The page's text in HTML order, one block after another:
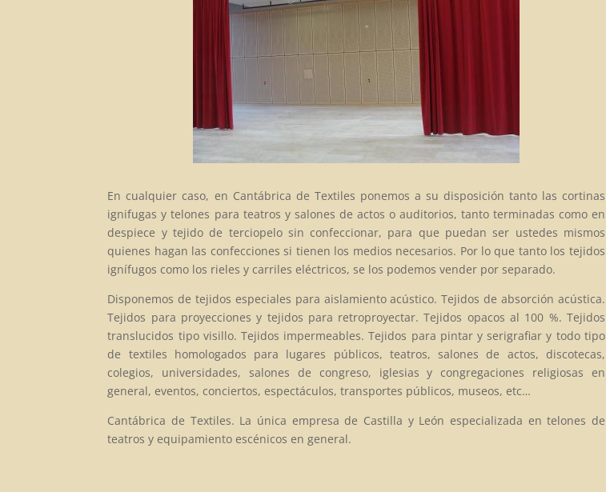
En cualquier caso, en Cantábrica de Textiles ponemos a su disposición tanto las cortinas
ignifugas y telones para teatros y salones de actos o auditorios, tanto terminadas como en
despiece y tejido de terciopelo sin confeccionar, para que puedan ser ustedes mismos
quienes hagan las confecciones si tienen los medios necesarios. Por lo que tanto los tejidos
ignífugos como los rieles y carriles eléctricos, se los podemos vender por separado.
Disponemos de tejidos especiales para aislamiento acústico. Tejidos de absorción acústica.
Tejidos para proyecciones y tejidos para retroproyectar. Tejidos opacos al 100 %. Tejidos
translucidos tipo visillo. Tejidos impermeables. Tejidos para pintar y serigrafiar y todo tipo
de textiles homologados para lugares públicos, teatros, salones de actos, discotecas,
colegios, universidades, salones de congreso, iglesias y congregaciones religiosas en
general, eventos, conciertos, espectáculos, transportes públicos, museos, etc…
Cantábrica de Textiles. La única empresa de Castilla y León especializada en telones de
teatros y equipamiento escénicos en general.